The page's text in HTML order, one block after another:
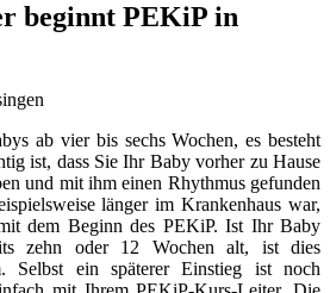
beginnt PEKiP in
ab vier bis sechs Wochen, es besteht
ist, dass Sie Ihr Baby vorher zu Hause
und mit ihm einen Rhythmus gefunden
länger im Krankenhaus war,
dem Beginn des PEKiP. Ist Ihr Baby
zehn oder 12 Wochen alt, ist dies
Selbst ein späterer Einstieg ist noch